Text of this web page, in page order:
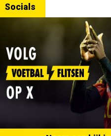
Socials